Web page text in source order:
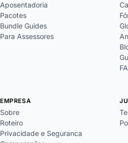
Aposentadoria
Pacotes
Bundle Guides
Para Assessores
EMPRESA
Sobre
Roteiro
Privacidade e Seguranca